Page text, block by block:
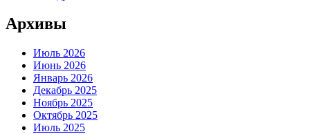
Архивы
Июль 2026
Июнь 2026
Январь 2026
Декабрь 2025
Ноябрь 2025
Октябрь 2025
Июль 2025